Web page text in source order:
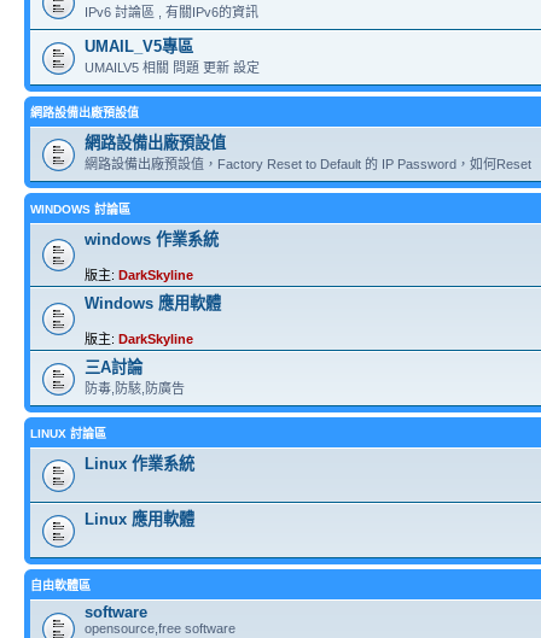
IPv6 討論區 , 有關IPv6的資訊
UMAIL_V5專區
UMAILV5 相關 問題 更新 設定
網路設備出廠預設值
網路設備出廠預設值
網路設備出廠預設值，Factory Reset to Default 的 IP Password，如何Reset
WINDOWS 討論區
windows 作業系統
版主: DarkSkyline
Windows 應用軟體
版主: DarkSkyline
三A討論
防毒,防駭,防廣告
LINUX 討論區
Linux 作業系統
Linux 應用軟體
自由軟體區
software
opensource,free software